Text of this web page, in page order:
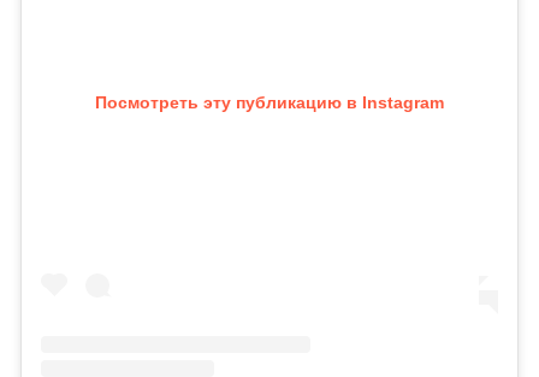
Посмотреть эту публикацию в Instagram